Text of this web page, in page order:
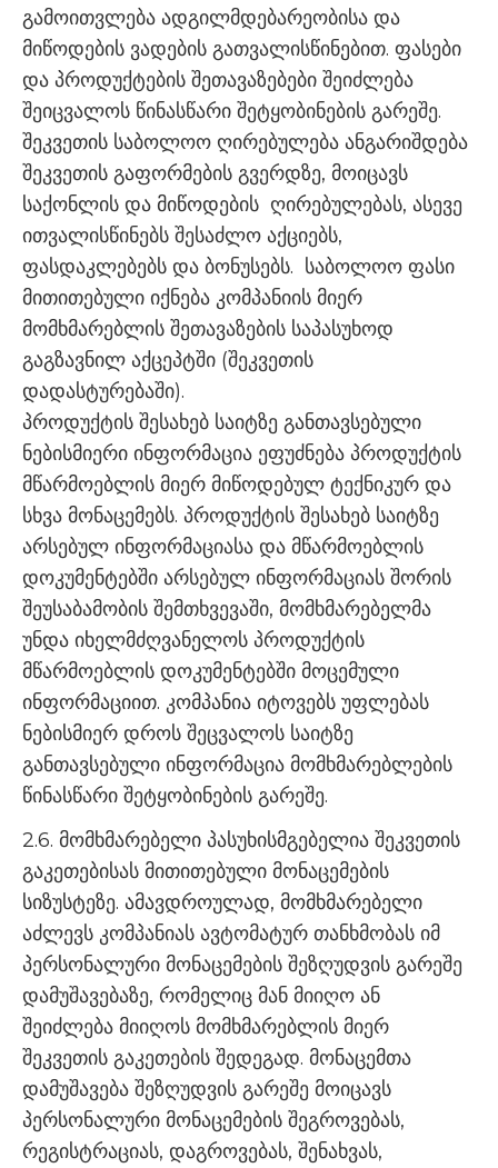
გამოითვლება ადგილმდებარეობისა და
მიწოდების ვადების გათვალისწინებით. ფასები
და პროდუქტების შეთავაზებები შეიძლება
შეიცვალოს წინასწარი შეტყობინების გარეშე.
შეკვეთის საბოლოო ღირებულება ანგარიშდება
შეკვეთის გაფორმების გვერდზე, მოიცავს
საქონლის და მიწოდების ღირებულებას, ასევე
ითვალისწინებს შესაძლო აქციებს,
ფასდაკლებებს და ბონუსებს. საბოლოო ფასი
მითითებული იქნება კომპანიის მიერ
მომხმარებლის შეთავაზების საპასუხოდ
გაგზავნილ აქცეპტში (შეკვეთის
დადასტურებაში).
პროდუქტის შესახებ საიტზე განთავსებული
ნებისმიერი ინფორმაცია ეფუძნება პროდუქტის
მწარმოებლის მიერ მიწოდებულ ტექნიკურ და
სხვა მონაცემებს. პროდუქტის შესახებ საიტზე
არსებულ ინფორმაციასა და მწარმოებლის
დოკუმენტებში არსებულ ინფორმაციას შორის
შეუსაბამობის შემთხვევაში, მომხმარებელმა
უნდა იხელმძღვანელოს პროდუქტის
მწარმოებლის დოკუმენტებში მოცემული
ინფორმაციით. კომპანია იტოვებს უფლებას
ნებისმიერ დროს შეცვალოს საიტზე
განთავსებული ინფორმაცია მომხმარებლების
წინასწარი შეტყობინების გარეშე.
2.6. მომხმარებელი პასუხისმგებელია შეკვეთის
გაკეთებისას მითითებული მონაცემების
სიზუსტეზე. ამავდროულად, მომხმარებელი
აძლევს კომპანიას ავტომატურ თანხმობას იმ
პერსონალური მონაცემების შეზღუდვის გარეშე
დამუშავებაზე, რომელიც მან მიიღო ან
შეიძლება მიიღოს მომხმარებლის მიერ
შეკვეთის გაკეთების შედეგად. მონაცემთა
დამუშავება შეზღუდვის გარეშე მოიცავს
პერსონალური მონაცემების შეგროვებას,
რეგისტრაციას, დაგროვებას, შენახვას,